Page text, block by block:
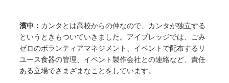
濱中： カンタとは高校からの仲なので、カンタが独立する
というときもついていきました。アイプレッジでは、ごみ
ゼロのボランティアマネジメント、イベントで配布するリ
ユース食器の管理、イベント製作会社との連絡など、責任
ある立場でさまざまなことをしています。